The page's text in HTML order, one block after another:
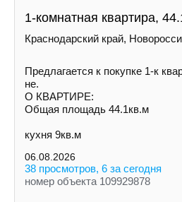
1-комнатная квартира,
Краснодарский край,
Предлагается к покупке 1-к
не.
О КВАРТИРЕ:
Общая площадь 44.1кв.м
кухня 9кв.м
06.08.2026
38 просмотров, 6 за сегодня
номер объекта 109929878